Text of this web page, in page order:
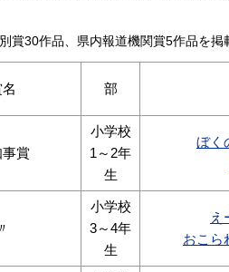
賞30作品、県内報道機関賞5作品を掲
部
事賞
小学校
1～2年
生
ぼく
〃
小学校
3～4年
生
え
おこら